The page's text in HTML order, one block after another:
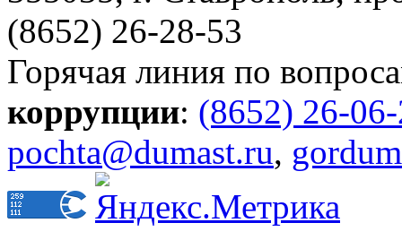
(8652) 26-28-53
Горячая линия по
коррупции: (8652) 26-
pochta@dumast.ru,